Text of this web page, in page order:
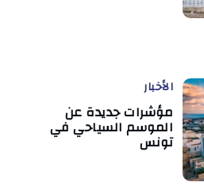
الأخبار
مؤشرات جديدة عن
الموسم السياحي في
تونس